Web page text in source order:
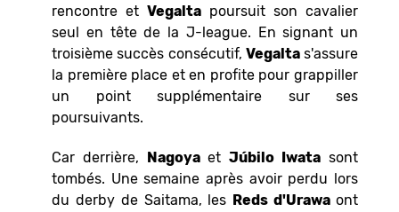
rencontre etVegalta poursuit son cavalier
seul en tête de la J-league. En signant un
troisième succès consécutif, Vegaltas'assure
la première place et en profite pour grappiller
un point supplémentaire sur ses
poursuivants.
Car derrière, Nagoya et Júbilo Iwata sont
tombés. Une semaine après avoir perdu lors
du derby de Saitama, les Reds d'Urawaont